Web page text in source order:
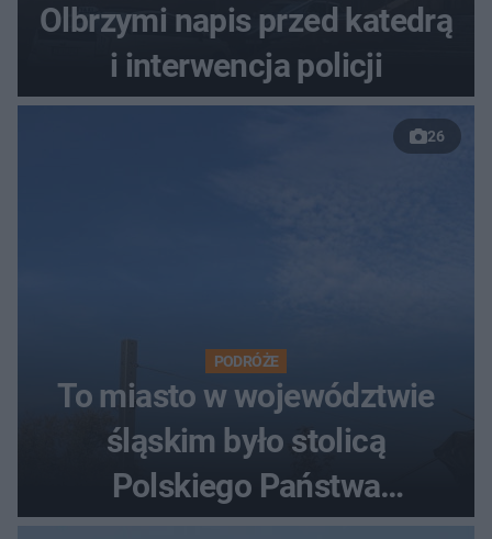
Olbrzymi napis przed katedrą
i interwencja policji
26
PODRÓŻE
To miasto w województwie
śląskim było stolicą
Polskiego Państwa